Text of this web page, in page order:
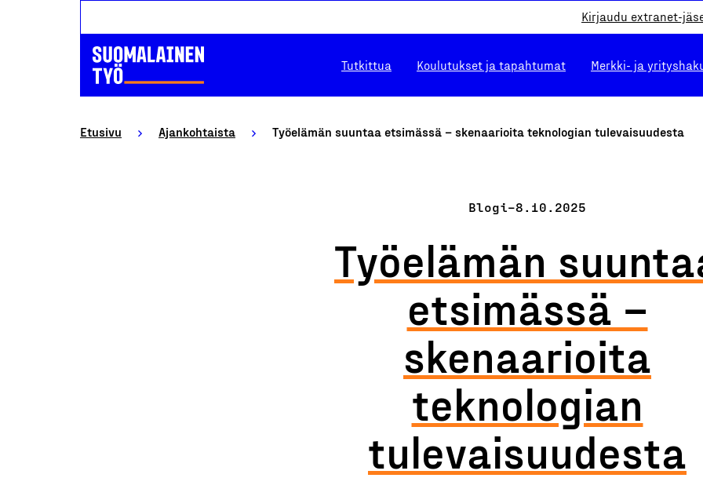
Kirjaudu extranet-
Tutkittua Koulutukset ja tapahtumat Merkki- ja
Etusivu Ajankohtaista Työelämän suuntaa etsimässä – skenaarioita teknologian tulevaisuudesta
Blogi–8.10.2025
Työelämän
etsimässä –
skenaarioita
teknologian
tulevaisuudesta